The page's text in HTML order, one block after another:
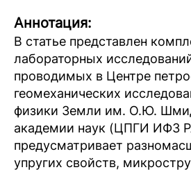
Аннотация:
В статье представлен
лабораторных
проводимых в Центре
геомеханических
физики Земли им. О.Ю.
академии наук (ЦПГИ ИФЗ
предусматривает
упругих свойств,